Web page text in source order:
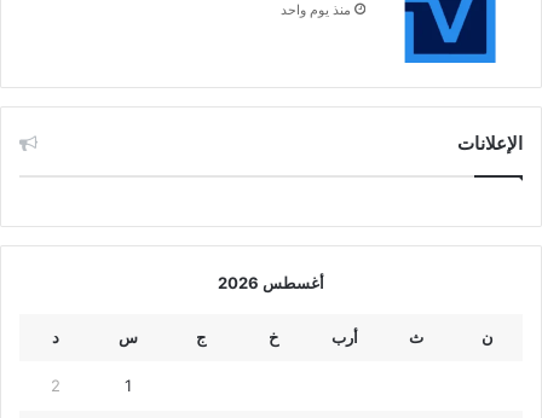
منذ يوم واحد
الإعلانات
أغسطس 2026
ن ث أرب خ ج س د
1
2